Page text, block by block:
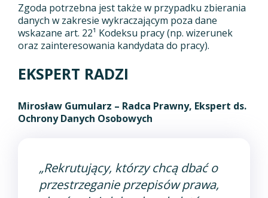
Zgoda potrzebna jest także w przypadku zbierania
danych w zakresie wykraczającym poza dane
wskazane art. 22¹ Kodeksu pracy (np. wizerunek
oraz zainteresowania kandydata do pracy).
EKSPERT RADZI
Mirosław Gumularz – Radca Prawny, Ekspert ds.
Ochrony Danych Osobowych
„Rekrutujący, którzy chcą dbać o
przestrzeganie przepisów prawa,